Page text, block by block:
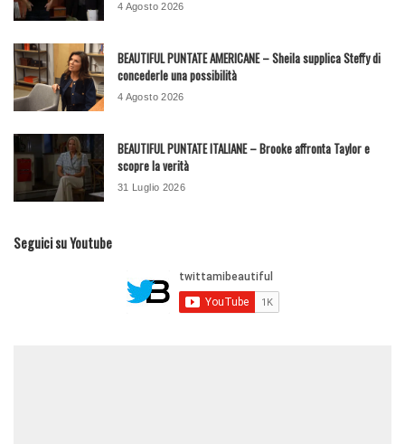
4 Agosto 2026
BEAUTIFUL PUNTATE AMERICANE – Sheila supplica Steffy di
concederle una possibilità
4 Agosto 2026
BEAUTIFUL PUNTATE ITALIANE – Brooke affronta Taylor e
scopre la verità
31 Luglio 2026
Seguici su Youtube